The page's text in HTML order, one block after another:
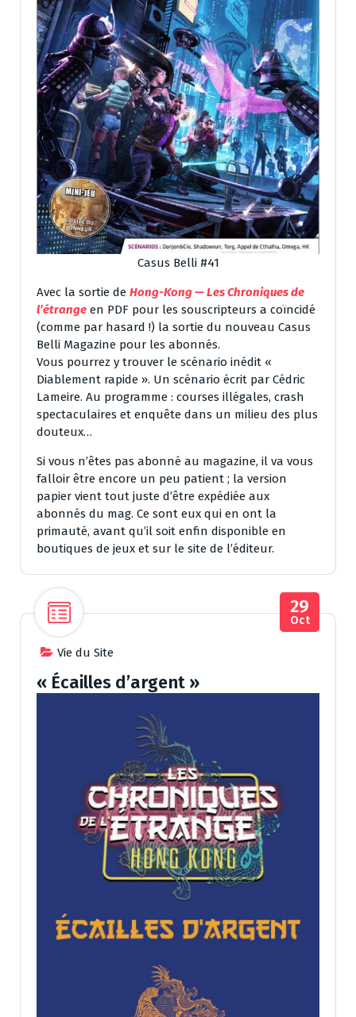
Casus Belli #41
Avec la sortie de Hong-Kong — Les Chroniques de
l’étrange en PDF pour les souscripteurs a coïncidé
(comme par hasard !) la sortie du nouveau Casus
Belli Magazine pour les abonnés.
Vous pourrez y trouver le scénario inédit «
Diablement rapide ». Un scénario écrit par Cédric
Lameire. Au programme : courses illégales, crash
spectaculaires et enquête dans un milieu des plus
douteux…
Si vous n’êtes pas abonné au magazine, il va vous
falloir être encore un peu patient ; la version
papier vient tout juste d’être expédiée aux
abonnés du mag. Ce sont eux qui en ont la
primauté, avant qu’il soit enfin disponible en
boutiques de jeux et sur le site de l’éditeur.
Vie du Site
29
Oct
« Écailles d’argent »